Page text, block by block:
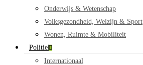
Onderwijs & Wetenschap
Volksgezondheid, Welzijn & Sport
Wonen, Ruimte & Mobiliteit
Politiek
Internationaal